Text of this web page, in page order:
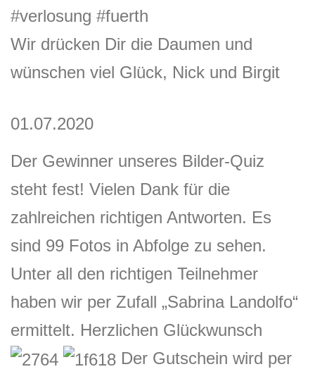
#verlosung #fuerth
Wir drücken Dir die Daumen und
wünschen viel Glück, Nick und Birgit
01.07.2020
Der Gewinner unseres Bilder-Quiz
steht fest! Vielen Dank für die
zahlreichen richtigen Antworten. Es
sind 99 Fotos in Abfolge zu sehen.
Unter all den richtigen Teilnehmer
haben wir per Zufall „Sabrina Landolfo“
ermittelt. Herzlichen Glückwunsch
Der Gutschein wird per